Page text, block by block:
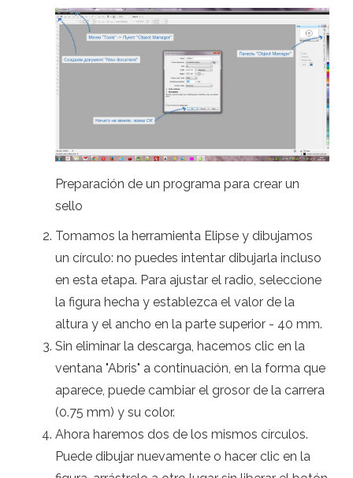
Preparación de un programa para crear un
sello
Tomamos la herramienta Elipse y dibujamos
un círculo: no puedes intentar dibujarla incluso
en esta etapa. Para ajustar el radio, seleccione
la figura hecha y establezca el valor de la
altura y el ancho en la parte superior - 40 mm.
Sin eliminar la descarga, hacemos clic en la
ventana "Abris" a continuación, en la forma que
aparece, puede cambiar el grosor de la carrera
(0.75 mm) y su color.
Ahora haremos dos de los mismos círculos.
Puede dibujar nuevamente o hacer clic en la